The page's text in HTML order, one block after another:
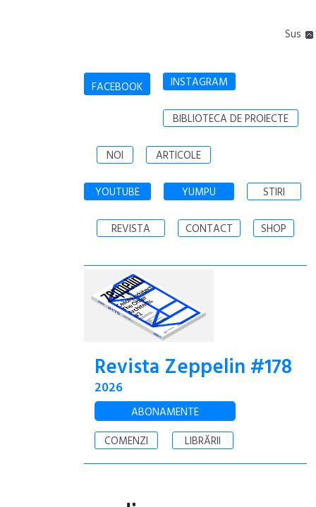
Sus
FACEBOOK INSTAGRAM
BIBLIOTECA DE PROIECTE
NOI ARTICOLE
YOUTUBE YUMPU STIRI
REVISTA CONTACT SHOP
Revista Zeppelin #178
2026
ABONAMENTE
COMENZI
LIBRĂRII